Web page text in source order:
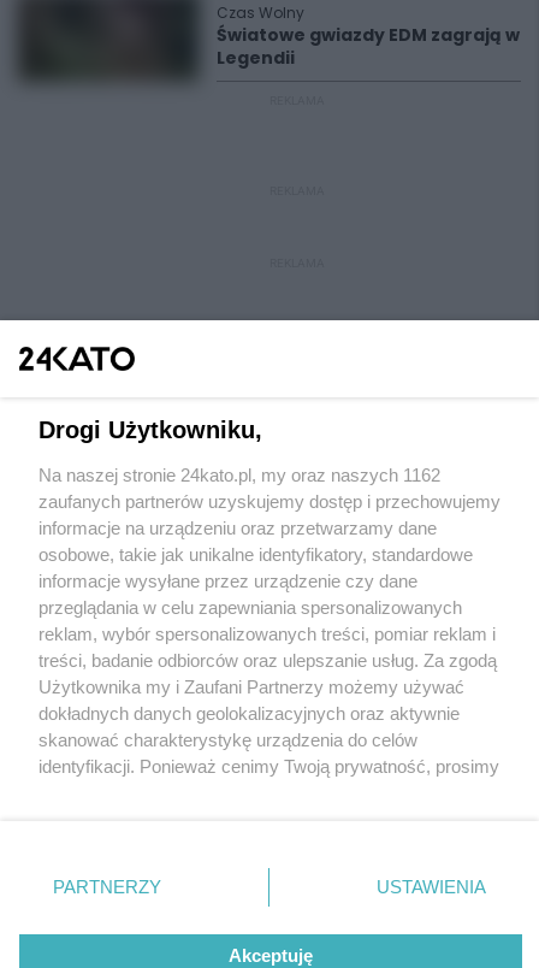
Czas Wolny
Światowe gwiazdy EDM zagrają w
Legendii
Wydawca mediów lokalnych
Nie zapomnij
zapoznać się z:
polityką prywatności regulamin korzystania z portali
Twojemiasto
Piekary Śląskie
Chorzów
Tarnowskie Góry
Gliwice
Skontakuj sięz nami
Kontakt
Wydawca
Redakcja
Drogi Użytkowniku,
Na naszej stronie 24kato.pl, my oraz naszych 1162
zaufanych partnerów uzyskujemy dostęp i przechowujemy
informacje na urządzeniu oraz przetwarzamy dane
osobowe, takie jak unikalne identyfikatory, standardowe
informacje wysyłane przez urządzenie czy dane
przeglądania w celu zapewniania spersonalizowanych
reklam, wybór spersonalizowanych treści, pomiar reklam i
treści, badanie odbiorców oraz ulepszanie usług. Za zgodą
Użytkownika my i Zaufani Partnerzy możemy używać
dokładnych danych geolokalizacyjnych oraz aktywnie
skanować charakterystykę urządzenia do celów
identyfikacji. Ponieważ cenimy Twoją prywatność, prosimy
prywatności znajdujący się w lewym dolnym rogu strony
. Niektóre rodzaje przetwarzania danych nie wymagają
zgody użytkownika, ale masz prawo sprzeciwić się
takiemu przetwarzaniu. Preferencje będą miały
PARTNERZY USTAWIENIA
Akceptuję